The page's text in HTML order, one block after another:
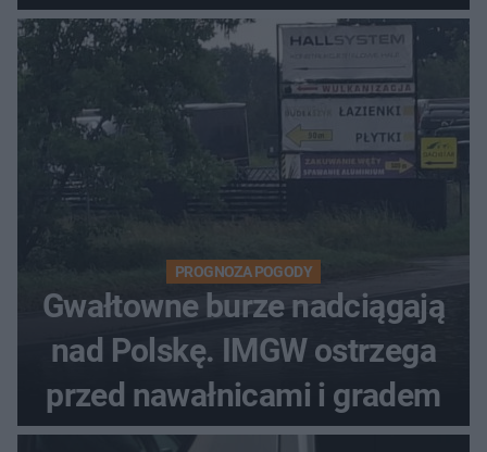
PROGNOZA POGODY
Gwałtowne burze nadciągają
nad Polskę. IMGW ostrzega
przed nawałnicami i gradem